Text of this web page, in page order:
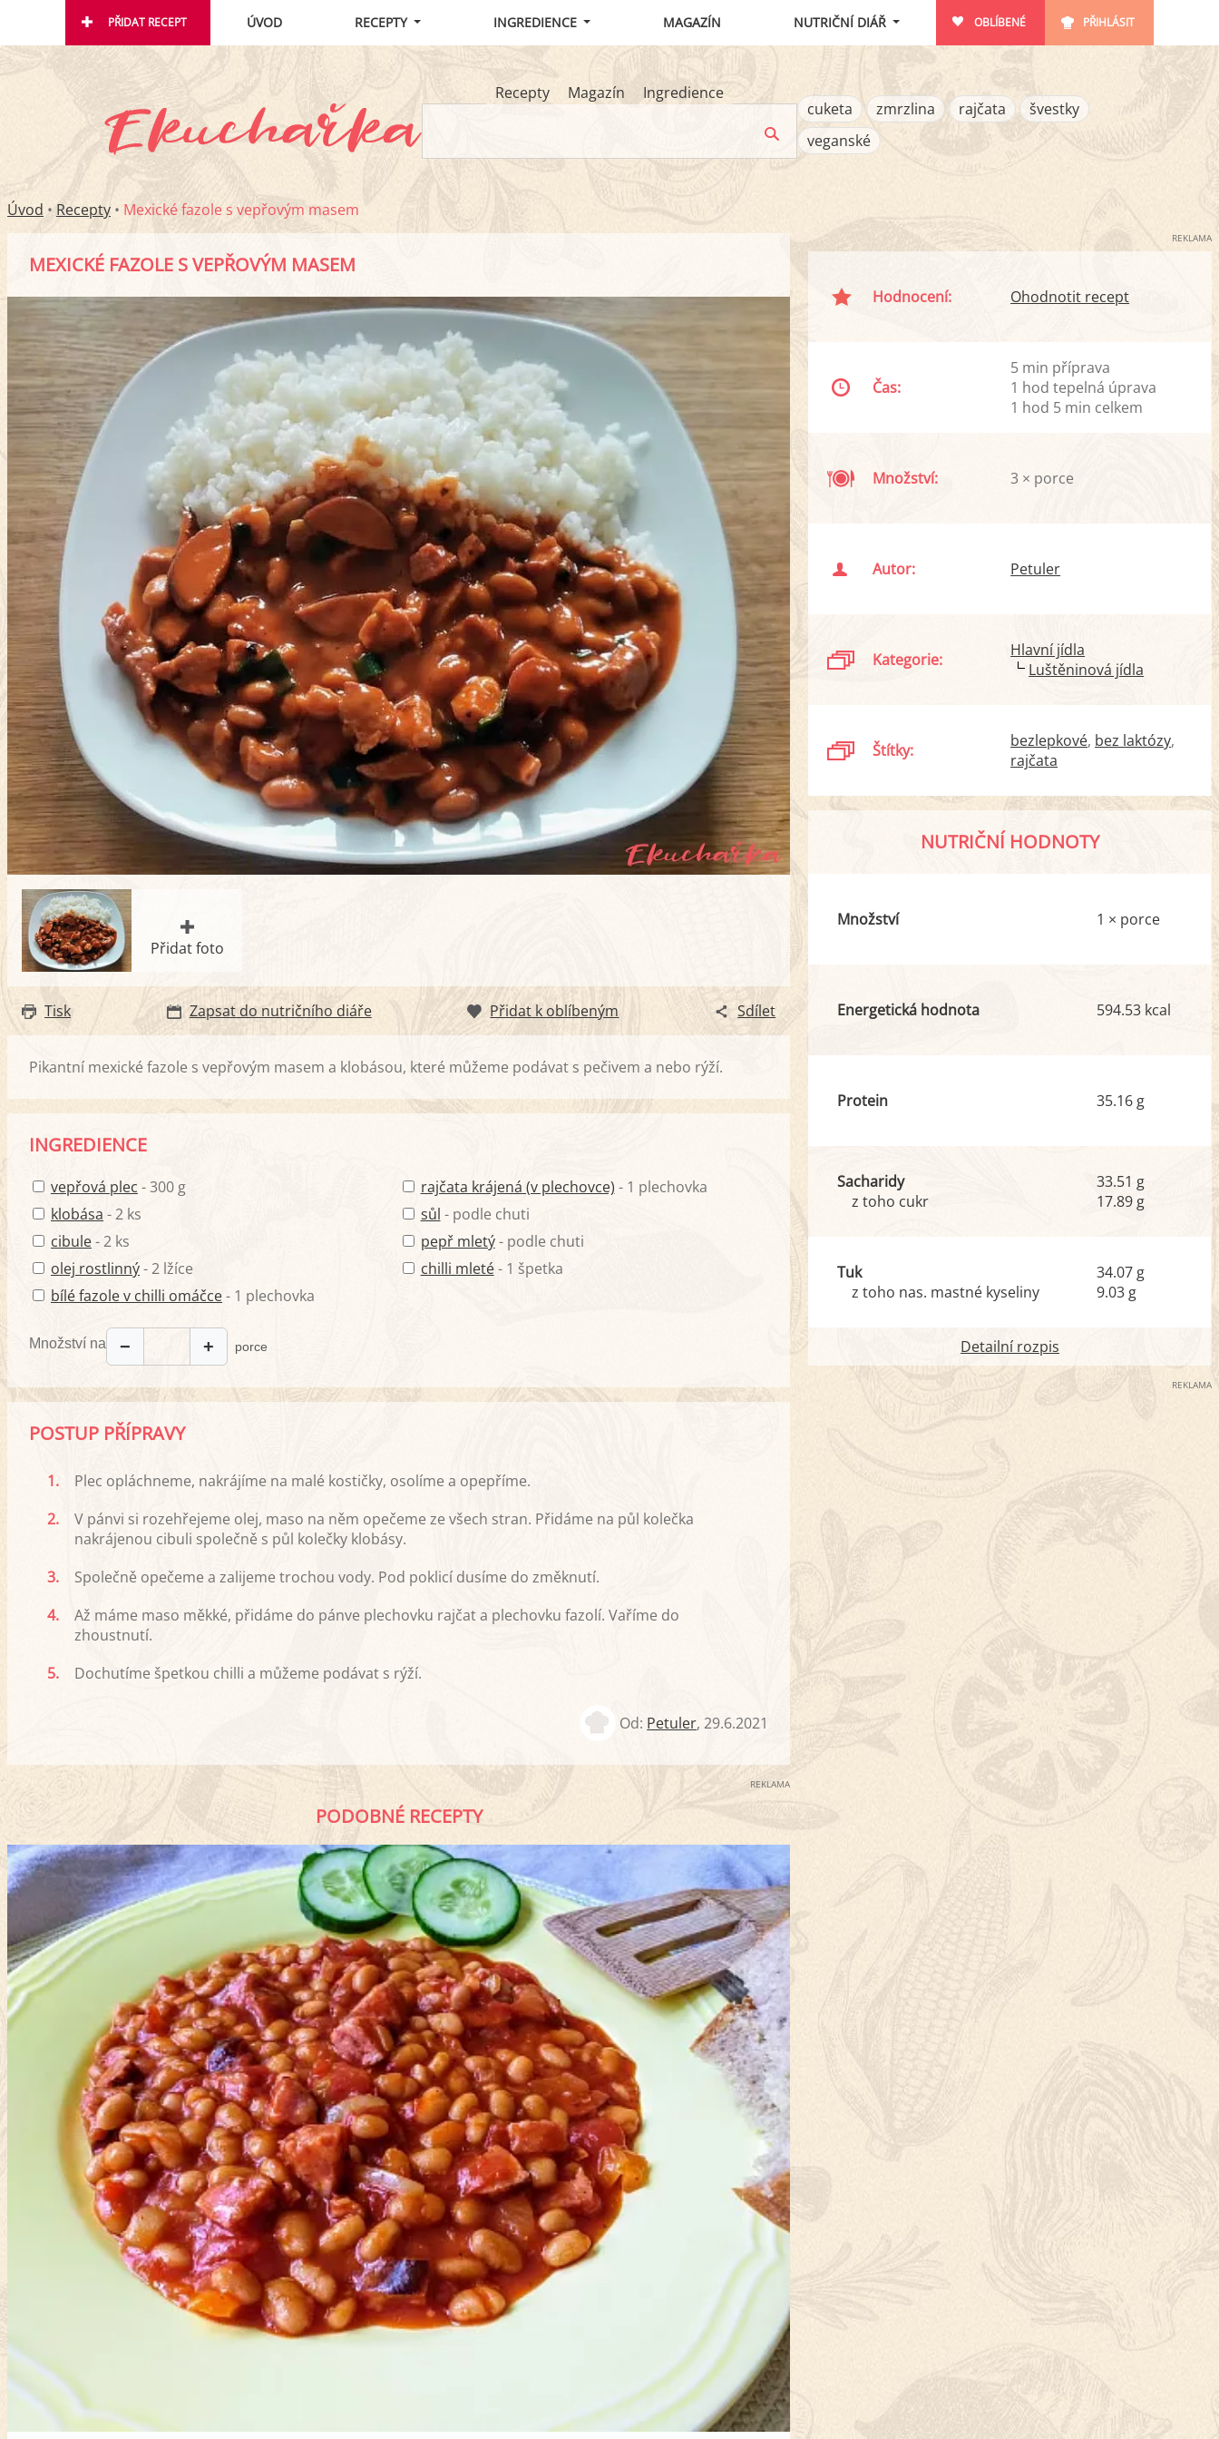
PŘIDAT RECEPT ÚVOD RECEPTY INGREDIENCE MAGAZÍN NUTRIČNÍ DIÁŘ OBLÍBENÉ PŘIHLÁSIT
Recepty Magazín
Ingredience
cuketa
zmrzlina rajčata
švestky
veganské
Úvod • Recepty • Mexické fazole s vepřovým masem
MEXICKÉ FAZOLE S VEPŘOVÝM MASEM
Přidat foto
Tisk Zapsat do nutričního diáře Přidat k oblíbeným Sdílet
Pikantní mexické fazole s vepřovým masem a klobásou, které můžeme podávat s pečivem a nebo rýží.
INGREDIENCE
vepřová plec - 300 g
klobása - 2 ks
cibule- 2 ks
olej rostlinný- 2 lžíce
bílé fazole v chilli omáčce- 1 plechovka
rajčata krájená (v plechovce) - 1 plechovka
sůl - podle chuti
pepř mletý- podle chuti
chilli mleté- 1 špetka
Množství na − + porce
POSTUP PŘÍPRAVY
1.
Plec opláchneme, nakrájíme na malé kostičky, osolíme a opepříme.
2.
V pánvi si rozehřejeme olej, maso na něm opečeme ze všech stran. Přidáme na půl kolečka
nakrájenou cibuli společně s půl kolečky klobásy.
3.
Společně opečeme a zalijeme trochou vody. Pod poklicí dusíme do změknutí.
4.
Až máme maso měkké, přidáme do pánve plechovku rajčat a plechovku fazolí. Vaříme do
zhoustnutí.
5.
Dochutíme špetkou chilli a můžeme podávat s rýží.
Od: Petuler,29.6.2021
REKLAMA
PODOBNÉ RECEPTY
REKLAMA
Hodnocení: Ohodnotit recept
Čas:
5 min příprava
1 hod tepelná úprava
1 hod 5 min celkem
Množství: 3 × porce
Autor: Petuler
Kategorie:
Hlavní jídla
Luštěninová jídla
Štítky: bezlepkové bez laktózy
rajčata
NUTRIČNÍ HODNOTY
Množství 1 × porce
Energetická hodnota 594.53 kcal
Protein 35.16 g
Sacharidy
z toho cukr
33.51 g
17.89 g
Tuk
z toho nas. mastné kyseliny
34.07 g
9.03 g
Detailní rozpis
REKLAMA